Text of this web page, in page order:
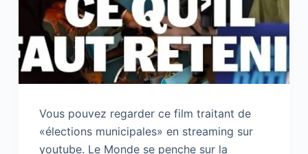
Vous pouvez regarder ce film traitant de
«élections municipales» en streaming sur
youtube. Le Monde se penche sur la